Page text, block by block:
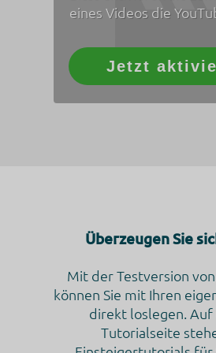
eines Videos die
Jetzt
Überzeugen Sie
Mit der Testversion
können Sie mit Ihren
direkt loslegen.
Tutorialseite
Rechtsgrundlage
Rechtsgrundlage für die
personenbezogenen Daten genannt.
Art. 6 Abs. 1 s. 1 lit. f DS-GVO
Ort der Verarbeitung
Die Daten werden nach 14 Tagen
Datenempfänger
Alphabet Inc.
Google LLC
Google Ireland Limited
Datenschutzbeauftragter der